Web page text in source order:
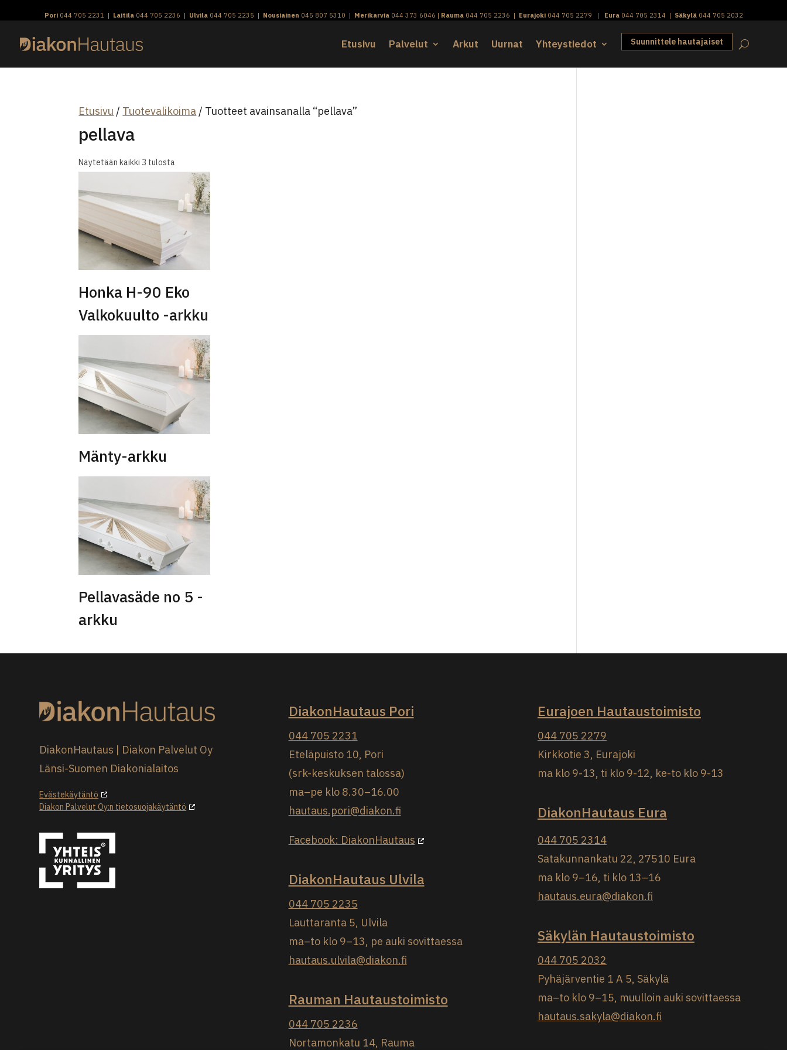
to
Pori 044 705 2231 | Laitila 044 705 2236 | Ulvila 044 705 2235 | Nousiainen 045 807 5310 | Merikarvia 044 373 6046 | Rauma 044 705 2236 | Eurajoki 044 705 2279 | Eura 044 705 2314 | Säkylä 044 705 2032
Etusivu Palvelut Arkut Uurnat Yhteystiedot Suunnittele hautajaiset
Etusivu / Tuotevalikoima / Tuotteet avainsanalla “pellava”
pellava
Näytetään kaikki 3 tulosta
Honka H-90 Eko
Valkokuulto -arkku
Mänty-arkku
Pellavasäde no 5 -
arkku
DiakonHautaus | Diakon Palvelut Oy
Länsi-Suomen Diakonialaitos
Evästekäytäntö
Diakon Palvelut Oy:n tietosuojakäytäntö
DiakonHautaus Pori
044 705 2231
Eteläpuisto 10, Pori
(srk-keskuksen talossa)
ma–pe klo 8.30–16.00
hautaus.pori@diakon.fi
Facebook: DiakonHautaus
DiakonHautaus Ulvila
044 705 2235
Lauttaranta 5, Ulvila
ma–to klo 9–13, pe auki sovittaessa
hautaus.ulvila@diakon.fi
Rauman Hautaustoimisto
044 705 2236
Nortamonkatu 14, Rauma
Eurajoen Hautaustoimisto
044 705 2279
Kirkkotie 3, Eurajoki
ma klo 9-13, ti klo 9-12, ke-to klo 9-13
DiakonHautaus Eura
044 705 2314
Satakunnankatu 22, 27510 Eura
ma klo 9–16, ti klo 13–16
hautaus.eura@diakon.fi
Säkylän Hautaustoimisto
044 705 2032
Pyhäjärventie 1 A 5, Säkylä
ma–to klo 9–15, muulloin auki sovittaessa
hautaus.sakyla@diakon.fi